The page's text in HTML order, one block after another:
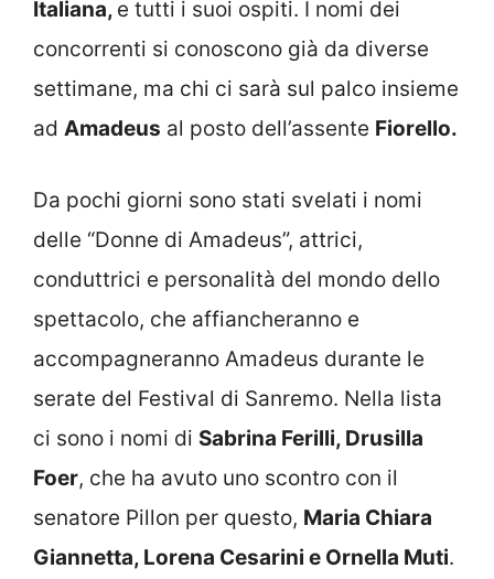
Italiana, e tutti i suoi ospiti. I nomi dei
concorrenti si conoscono già da diverse
settimane, ma chi ci sarà sul palco insieme
ad Amadeus al posto dell’assente Fiorello.
Da pochi giorni sono stati svelati i nomi
delle “Donne di Amadeus”, attrici,
conduttrici e personalità del mondo dello
spettacolo, che affiancheranno e
accompagneranno Amadeus durante le
serate del Festival di Sanremo. Nella lista
ci sono i nomi di Sabrina Ferilli, Drusilla
Foer, che ha avuto uno scontro con il
senatore Pillon per questo, Maria Chiara
Giannetta, Lorena Cesarini e Ornella Muti.